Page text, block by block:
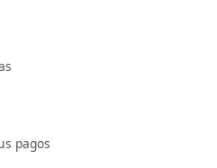
pagos